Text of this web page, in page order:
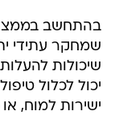
בהתחשב
שמחקר עתידי
ישירות למוח,